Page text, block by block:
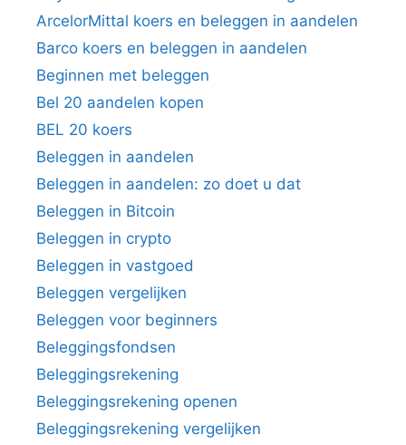
ArcelorMittal koers en beleggen in aandelen
Barco koers en beleggen in aandelen
Beginnen met beleggen
Bel 20 aandelen kopen
BEL 20 koers
Beleggen in aandelen
Beleggen in aandelen: zo doet u dat
Beleggen in Bitcoin
Beleggen in crypto
Beleggen in vastgoed
Beleggen vergelijken
Beleggen voor beginners
Beleggingsfondsen
Beleggingsrekening
Beleggingsrekening openen
Beleggingsrekening vergelijken